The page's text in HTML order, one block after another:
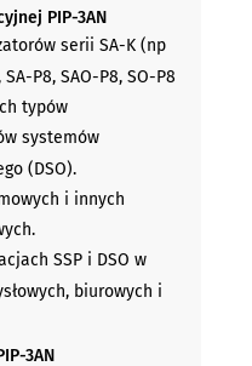
PIP-3AN
serii SA-K (np
P8, SAO-P8, SO-P8
typów
systemów
(DSO).
i innych
SSP i DSO w
biurowych i
3AN